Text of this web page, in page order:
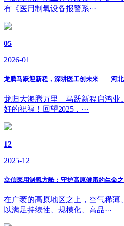
有《医用制氧设备报警系···
05
2026-01
龙腾马跃迎新程，深耕医工创未来——河北
龙归大海腾万里，马跃新程启鸿
好的祝福！回望2025，···
12
2025-12
立信医用制氧方舱：守护高原健康的生命
在广袤的高原地区之上，空气稀
以满足持续性、规模化、高品···